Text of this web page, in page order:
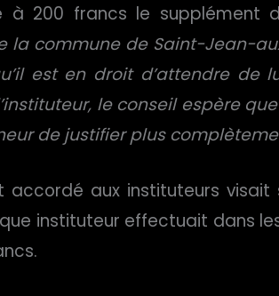
à 200 francs le supplément
la commune de Saint-Jean-
est en droit d’attendre de
le conseil espère
de justifier plus
accordé aux instituteurs
instituteur effectuait dans